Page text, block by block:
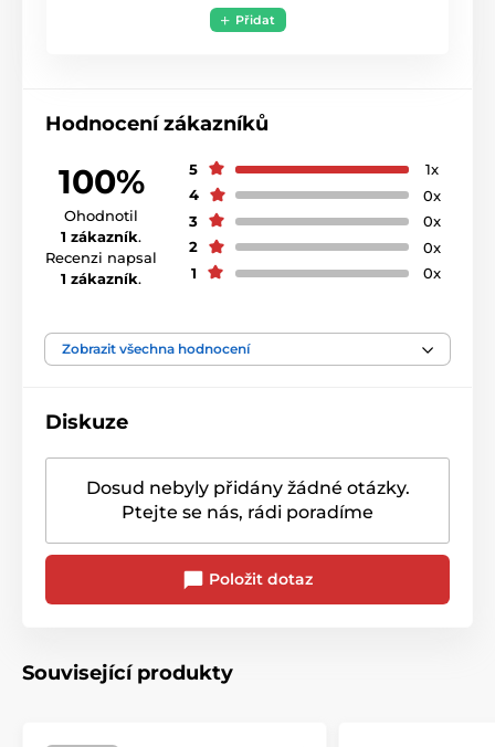
Přidat
Hodnocení zákazníků
100%
Ohodnotil
1 zákazník.
Recenzi napsal
1 zákazník.
5
1x
4
0x
3
0x
2
0x
1
0x
Zobrazit všechna hodnocení
Diskuze
Dosud nebyly přidány žádné otázky.
Ptejte se nás, rádi poradíme
Položit dotaz
Související produkty